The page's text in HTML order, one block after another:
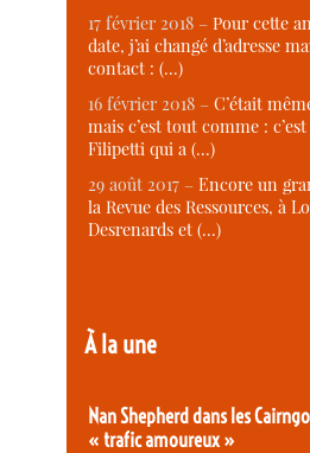
17 février 2018 –Pour cette
date, j’ai changé d’adresse
contact : (…)
16 février 2018 –C’était
mais c’est tout comme :
Filipetti qui a (…)
29 août 2017 –Encore un
la Revue des Ressources, à
Desrenards et (…)
À la une
Nan Shepherd dans les
« trafic amoureux »